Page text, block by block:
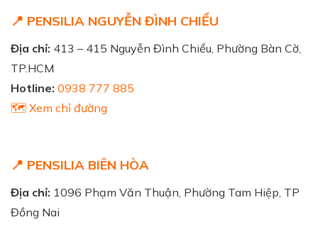
📍 PENSILIA NGUYỄN ĐÌNH CHIỂU
Địa chỉ: 413 – 415 Nguyễn Đình Chiểu, Phường Bàn Cờ,
TP.HCM
Hotline: 0938 777 885
🗺️ Xem chỉ đường
📍 PENSILIA BIÊN HÒA
Địa chỉ: 1096 Phạm Văn Thuận, Phường Tam Hiệp, TP
Đồng Nai